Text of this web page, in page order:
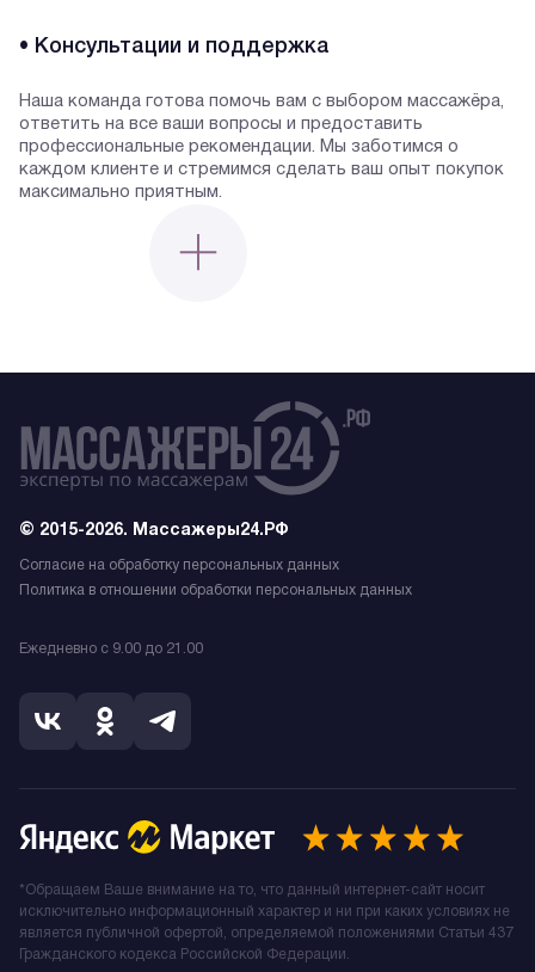
• Консультации и поддержка
Наша команда готова помочь вам с выбором массажёра,
ответить на все ваши вопросы и предоставить
профессиональные рекомендации. Мы заботимся о
каждом клиенте и стремимся сделать ваш опыт покупок
максимально приятным.
© 2015-2026. Массажеры24.РФ
Согласие на обработку персональных данных
Политика в отношении обработки персональных данных
Ежедневно с 9.00 до 21.00
*Обращаем Ваше внимание на то, что данный интернет-сайт носит
исключительно информационный характер и ни при каких условиях не
является публичной офертой, определяемой положениями Статьи 437
Гражданского кодекса Российской Федерации.